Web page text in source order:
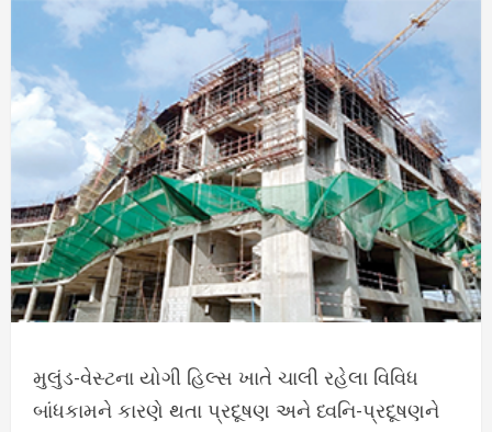
મુલુંડ-વેસ્ટના યોગી હિલ્સ ખાતે ચાલી રહેલા વિવિધ
બાંધકામને કારણે થતા પ્રદૂષણ અને ધ્વનિ-પ્રદૂષણને